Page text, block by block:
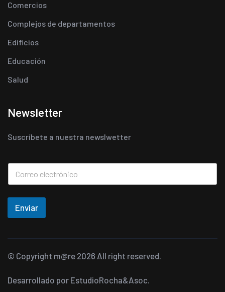
Comercios
Complejos de departamentos
Edificios
Educación
Salud
Newsletter
Suscríbete a nuestra newslwetter
Enviar
© Copyright m@re 2026 All right reserved.
Desarrollado por EstudioRocha&Asoc.